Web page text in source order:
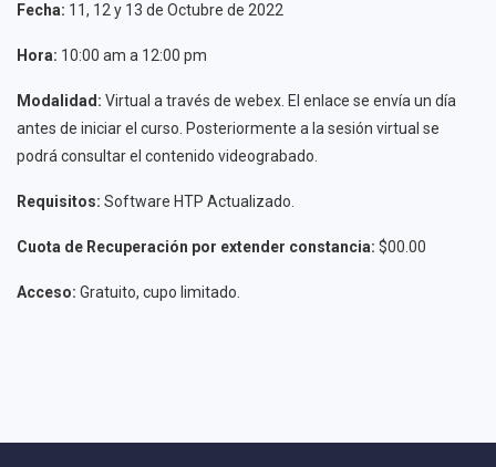
Fecha: 11, 12 y 13 de Octubre de 2022
Hora: 10:00 am a 12:00 pm
Modalidad: Virtual a través de webex. El enlace se envía un día
antes de iniciar el curso. Posteriormente a la sesión virtual se
podrá consultar el contenido videograbado.
Requisitos: Software HTP Actualizado.
Cuota de Recuperación por extender constancia: $00.00
Acceso: Gratuito, cupo limitado.